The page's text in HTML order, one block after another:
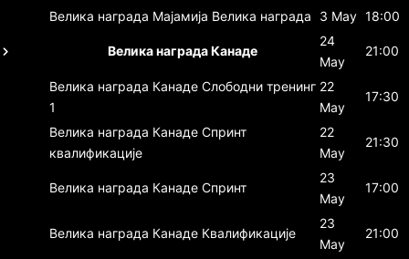
Велика награда Мајамија Велика награда 3 May 18:00
Велика награда Канаде
24
May
21:00
Велика награда Канаде Слободни тренинг
1
22
May
17:30
Велика награда Канаде Спринт
квалификације
22
May
21:30
Велика награда Канаде Спринт
23
May
17:00
Велика награда Канаде Квалификације
23
May
21:00